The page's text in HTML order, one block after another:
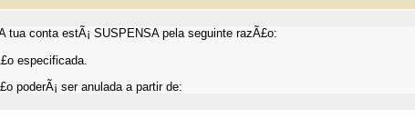
tua conta estÃ¡ SUSPENSA pela seguinte razÃ£o:
especificada.
poderÃ¡ ser anulada a partir de: